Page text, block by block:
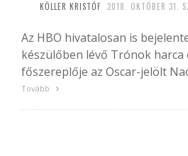
KÖLLER KRISTÓF 2018. OKTÓBER 31.
Az HBO hivatalosan is
készülőben lévő Trónok
főszereplője az Oscar-jelölt
Tovább